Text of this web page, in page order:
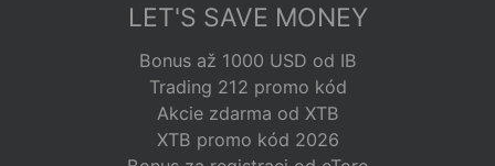
LET'S SAVE MONEY
Bonus až 1000 USD od IB
Trading 212 promo kód
Akcie zdarma od XTB
XTB promo kód 2026